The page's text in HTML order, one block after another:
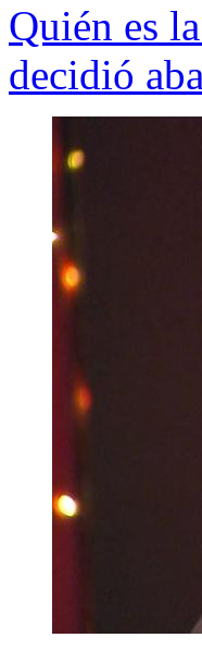
Quién es
decidió